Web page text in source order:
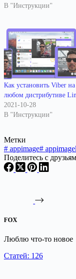
В "Инструкции"
Как установить Viber на
любом дистрибутиве
2021-10-28
В "Инструкции"
Метки
# appimage#
Поделитесь с
FOX
Люблю что-то новое
Статей: 126